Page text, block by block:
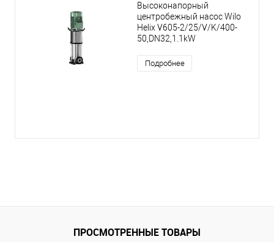
Высоконапорный
центробежный насос Wilo
Helix V605-2/25/V/K/400-
50,DN32,1.1kW
Подробнее
ПРОСМОТРЕННЫЕ ТОВАРЫ